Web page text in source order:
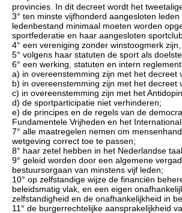
provincies. In dit decreet wordt het
3° ten minste vijfhonderd aangesloten
ledenbestand minimaal moeten worden
sportfederatie en haar aangesloten
4° een vereniging zonder winstoogmerk
5° volgens haar statuten de sport als
6° een werking, statuten en intern
a) in overeenstemming zijn met het
b) in overeenstemming zijn met het
c) in overeenstemming zijn met het
d) de sportparticipatie niet verhinderen;
e) de principes en de regels van de
Fundamentele Vrijheden en het
7° alle maatregelen nemen om
wetgeving correct toe te passen;
8° haar zetel hebben in het Nederlandse
9° geleid worden door een algemene
bestuursorgaan van minstens vijf leden;
10° op zelfstandige wijze de financiën
beleidsmatig vlak, en een eigen
zelfstandigheid en de onafhankelijkheid in
11° de burgerrechtelijke aansprakelijkheid